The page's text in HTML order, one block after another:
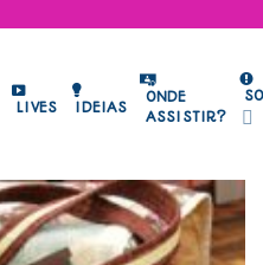
LIVES IDEIAS
ONDE
ASSISTIR?